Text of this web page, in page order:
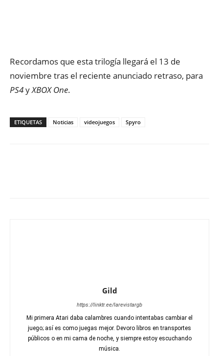
Recordamos que esta trilogía llegará el 13 de
noviembre tras el reciente anunciado retraso, para
PS4yXBOX One.
ETIQUETAS Noticias videojuegos Spyro
Gild
https://linktr.ee/larevistargb
Mi primera Atari daba calambres cuando intentabas cambiar el
juego; así es como juegas mejor. Devoro libros en transportes
públicos o en mi cama de noche, y siempre estoy escuchando
música.